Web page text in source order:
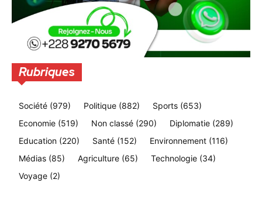
Rubriques
Société (979) Politique (882) Sports (653)
Economie (519) Non classé (290) Diplomatie (289)
Education (220) Santé (152) Environnement (116)
Médias (85) Agriculture (65) Technologie (34)
Voyage (2)